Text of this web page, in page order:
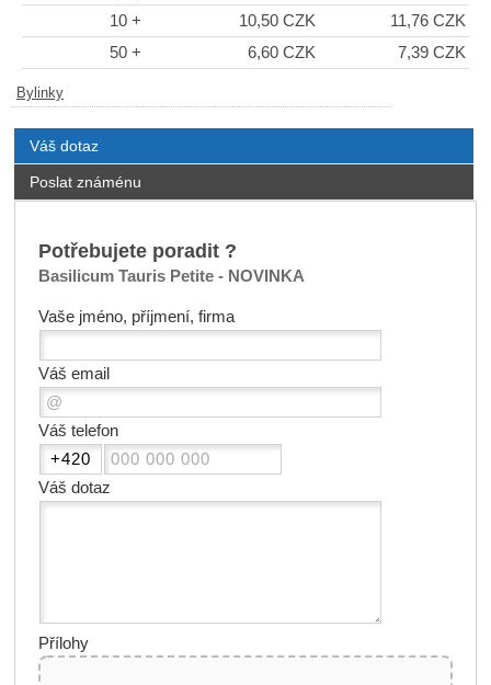
10 +
10,50 CZK
11,76 CZK
50 +
6,60 CZK 7,39 CZK
Bylinky
Váš dotaz
Poslat známénu
Potřebujete poradit ?
Basilicum Tauris Petite - NOVINKA
Vaše jméno, příjmení, firma
Váš email
Váš telefon
Váš dotaz
Přílohy